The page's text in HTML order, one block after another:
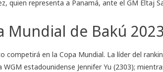
quien representa a Panamá, ante el GM Eltaj
Mundial de Bakú 2023
en la Copa Mundial. La líder del
estadounidense Jennifer Yu (2303);